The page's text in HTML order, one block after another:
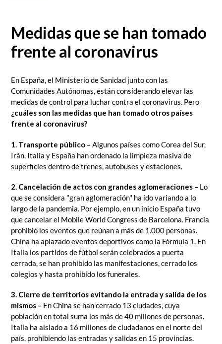
Medidas que se han tomado
frente al coronavirus
En España, el Ministerio de Sanidad junto con las
Comunidades Autónomas, están considerando elevar las
medidas de control para luchar contra el coronavirus. Pero
¿cuáles son las medidas que han tomado otros países
frente al coronavirus?
1. Transporte público – Algunos países como Corea del Sur,
Irán, Italia y España han ordenado la limpieza masiva de
superficies dentro de trenes, autobuses y estaciones.
2. Cancelación de actos con grandes aglomeraciones – Lo
que se considera "gran aglomeración" ha ido variando a lo
largo de la pandemia. Por ejemplo, en un inicio España tuvo
que cancelar el Mobile World Congress de Barcelona. Francia
prohibió los eventos que reúnan a más de 1.000 personas.
China ha aplazado eventos deportivos como la Fórmula 1. En
Italia los partidos de fútbol serán celebrados a puerta
cerrada, se han prohibido las manifestaciones, cerrado los
colegios y hasta prohibido los funerales.
3. Cierre de territorios evitando la entrada y salida de los
mismos – En China se han cerrado 13 ciudades, cuya
población en total suma los más de 40 millones de personas.
Italia ha aislado a 16 millones de ciudadanos en el norte del
país, prohibiendo las entradas y salidas en 15 provincias.